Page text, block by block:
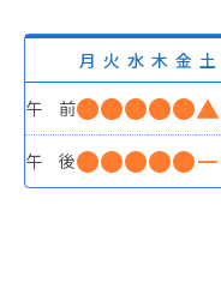
月 火 水 木 金 土
午 前●●●●●▲
午 後●●●●●ー